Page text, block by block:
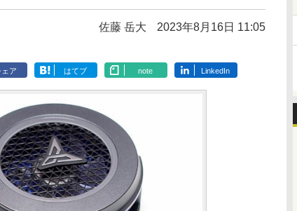
佐藤 岳大 2023年8月16日 11:05
ェア はてブ note LinkedIn